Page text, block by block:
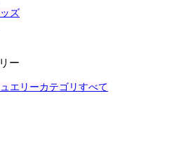
ズ
ー
エリーカテゴリすべて